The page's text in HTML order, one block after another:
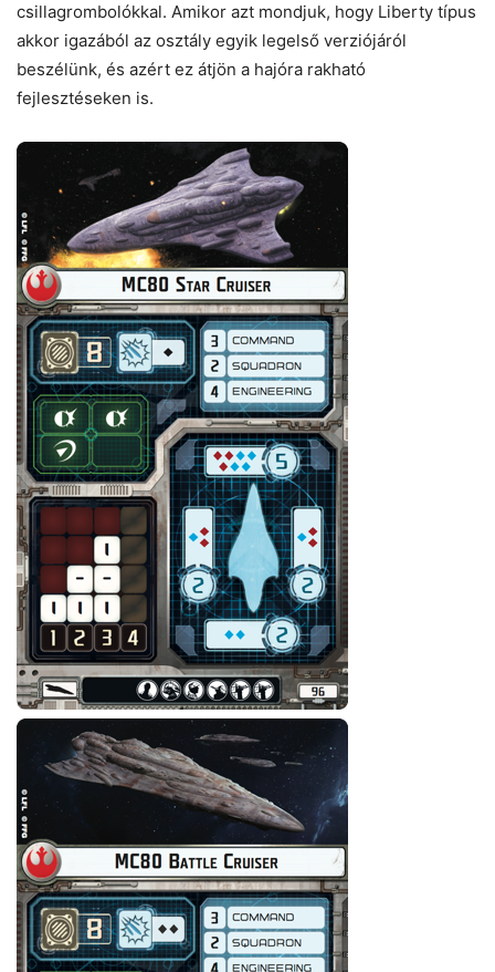
csillagrombolókkal. Amikor azt mondjuk, hogy Liberty típus
akkor igazából az osztály egyik legelső verziójáról
beszélünk, és azért ez átjön a hajóra rakható
fejlesztéseken is.